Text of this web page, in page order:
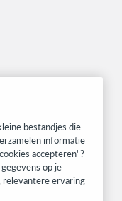
bestandjes die
informatie
accepteren"?
op je
relevantere ervaring